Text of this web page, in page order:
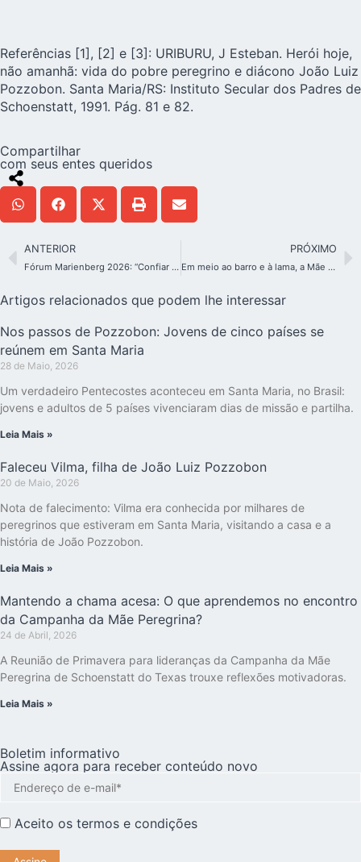
Referências [1], [2] e [3]: URIBURU, J Esteban. Herói hoje,
não amanhã: vida do pobre peregrino e diácono João Luiz
Pozzobon. Santa Maria/RS: Instituto Secular dos Padres de
Schoenstatt, 1991. Pág. 81 e 82.
Compartilhar
com seus entes queridos
ANTERIOR
Fórum Marienberg 2026: “Confiar no vento – acreditar na tempestade”
PRÓXIMO
Em meio ao barro e à lama, a Mãe Peregrina é um sinal de esperança
Artigos relacionados que podem lhe interessar
Nos passos de Pozzobon: Jovens de cinco países se
reúnem em Santa Maria
28 de Maio, 2026
Um verdadeiro Pentecostes aconteceu em Santa Maria, no Brasil:
jovens e adultos de 5 países vivenciaram dias de missão e partilha.
Leia Mais »
Faleceu Vilma, filha de João Luiz Pozzobon
20 de Maio, 2026
Nota de falecimento: Vilma era conhecida por milhares de
peregrinos que estiveram em Santa Maria, visitando a casa e a
história de João Pozzobon.
Leia Mais »
Mantendo a chama acesa: O que aprendemos no encontro
da Campanha da Mãe Peregrina?
24 de Abril, 2026
A Reunião de Primavera para lideranças da Campanha da Mãe
Peregrina de Schoenstatt do Texas trouxe reflexões motivadoras.
Leia Mais »
Boletim informativo
Assine agora para receber conteúdo novo
Aceito os termos e condições